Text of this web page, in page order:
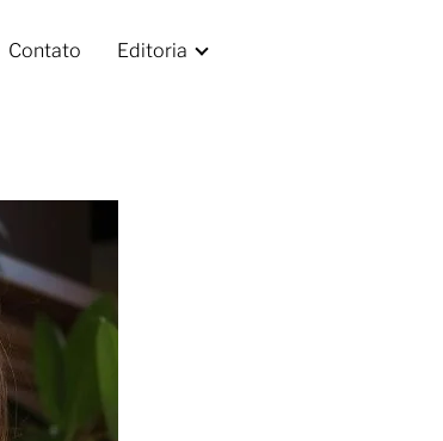
Contato Editoria